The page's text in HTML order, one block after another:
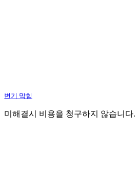
변기 막힘
미해결시 비용을 청구하지 않습니다.